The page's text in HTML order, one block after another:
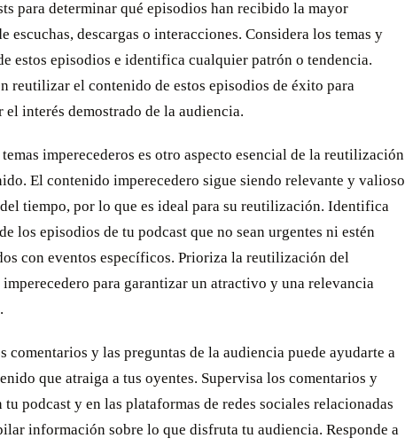
para determinar qué episodios han recibido la mayor
escuchas, descargas o interacciones. Considera los temas y
estos episodios e identifica cualquier patrón o tendencia.
reutilizar el contenido de estos episodios de éxito para
el interés demostrado de la audiencia.
imperecederos es otro aspecto esencial de la reutilización
El contenido imperecedero sigue siendo relevante y valioso
tiempo, por lo que es ideal para su reutilización. Identifica
los episodios de tu podcast que no sean urgentes ni estén
con eventos específicos. Prioriza la reutilización del
para garantizar un atractivo y una relevancia
comentarios y las preguntas de la audiencia puede ayudarte a
que atraiga a tus oyentes. Supervisa los comentarios y
tu podcast y en las plataformas de redes sociales relacionadas
información sobre lo que disfruta tu audiencia. Responde a